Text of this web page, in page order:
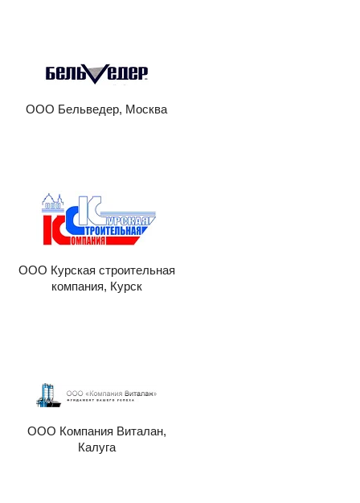
ООО Бельведер, Москва
ООО Курская строительная
компания, Курск
ООО Компания Виталан,
Калуга